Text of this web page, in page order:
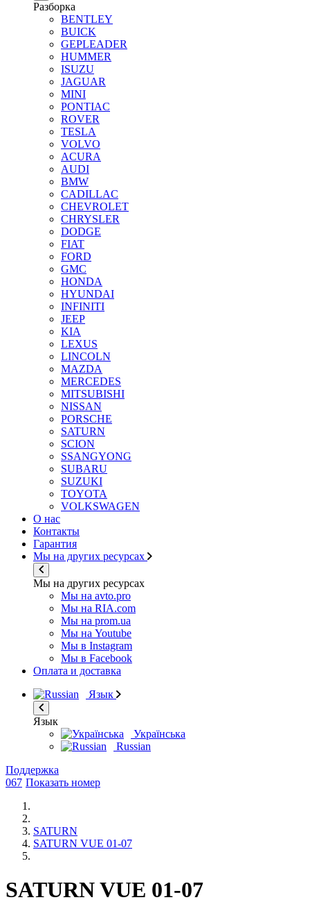
Разборка
BENTLEY
BUICK
GEPLEADER
HUMMER
ISUZU
JAGUAR
MINI
PONTIAC
ROVER
TESLA
VOLVO
ACURA
AUDI
BMW
CADILLAC
CHEVROLET
CHRYSLER
DODGE
FIAT
FORD
GMC
HONDA
HYUNDAI
INFINITI
JEEP
KIA
LEXUS
LINCOLN
MAZDA
MERCEDES
MITSUBISHI
NISSAN
PORSCHE
SATURN
SCION
SSANGYONG
SUBARU
SUZUKI
TOYOTA
VOLKSWAGEN
О нас
Контакты
Гарантия
Мы на других ресурсах
Мы на других ресурсах
Мы на avto.pro
Мы на RIA.com
Мы на prom.ua
Мы на Youtube
Мы в Instagram
Мы в Facebook
Оплата и доставка
Язык
Язык
Українська
Russian
Поддержка
067 Показать номер
SATURN
SATURN VUE 01-07
SATURN VUE 01-07